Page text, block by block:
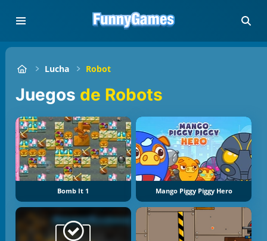
Lucha Robot
Juegos de Robots
Bomb It 1 Mango Piggy Piggy Hero